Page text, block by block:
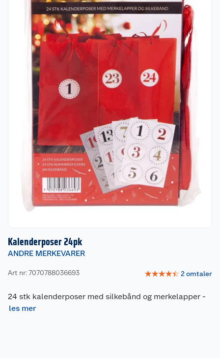
Kalenderposer 24pk
ANDRE MERKEVARER
Art nr: 7070788036693 ☆☆☆☆☆ 2omtaler
24 stk kalenderposer med silkebånd og merkelapper -
les mer